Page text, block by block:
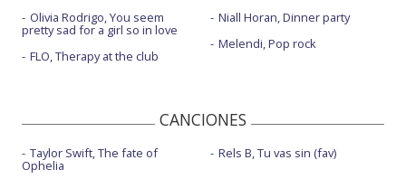
Olivia Rodrigo, You seem
pretty sad for a girl so in love
FLO, Therapy at the club
Niall Horan, Dinner party
Melendi, Pop rock
CANCIONES
Taylor Swift, The fate of
Ophelia
Rels B, Tu vas sin (fav)